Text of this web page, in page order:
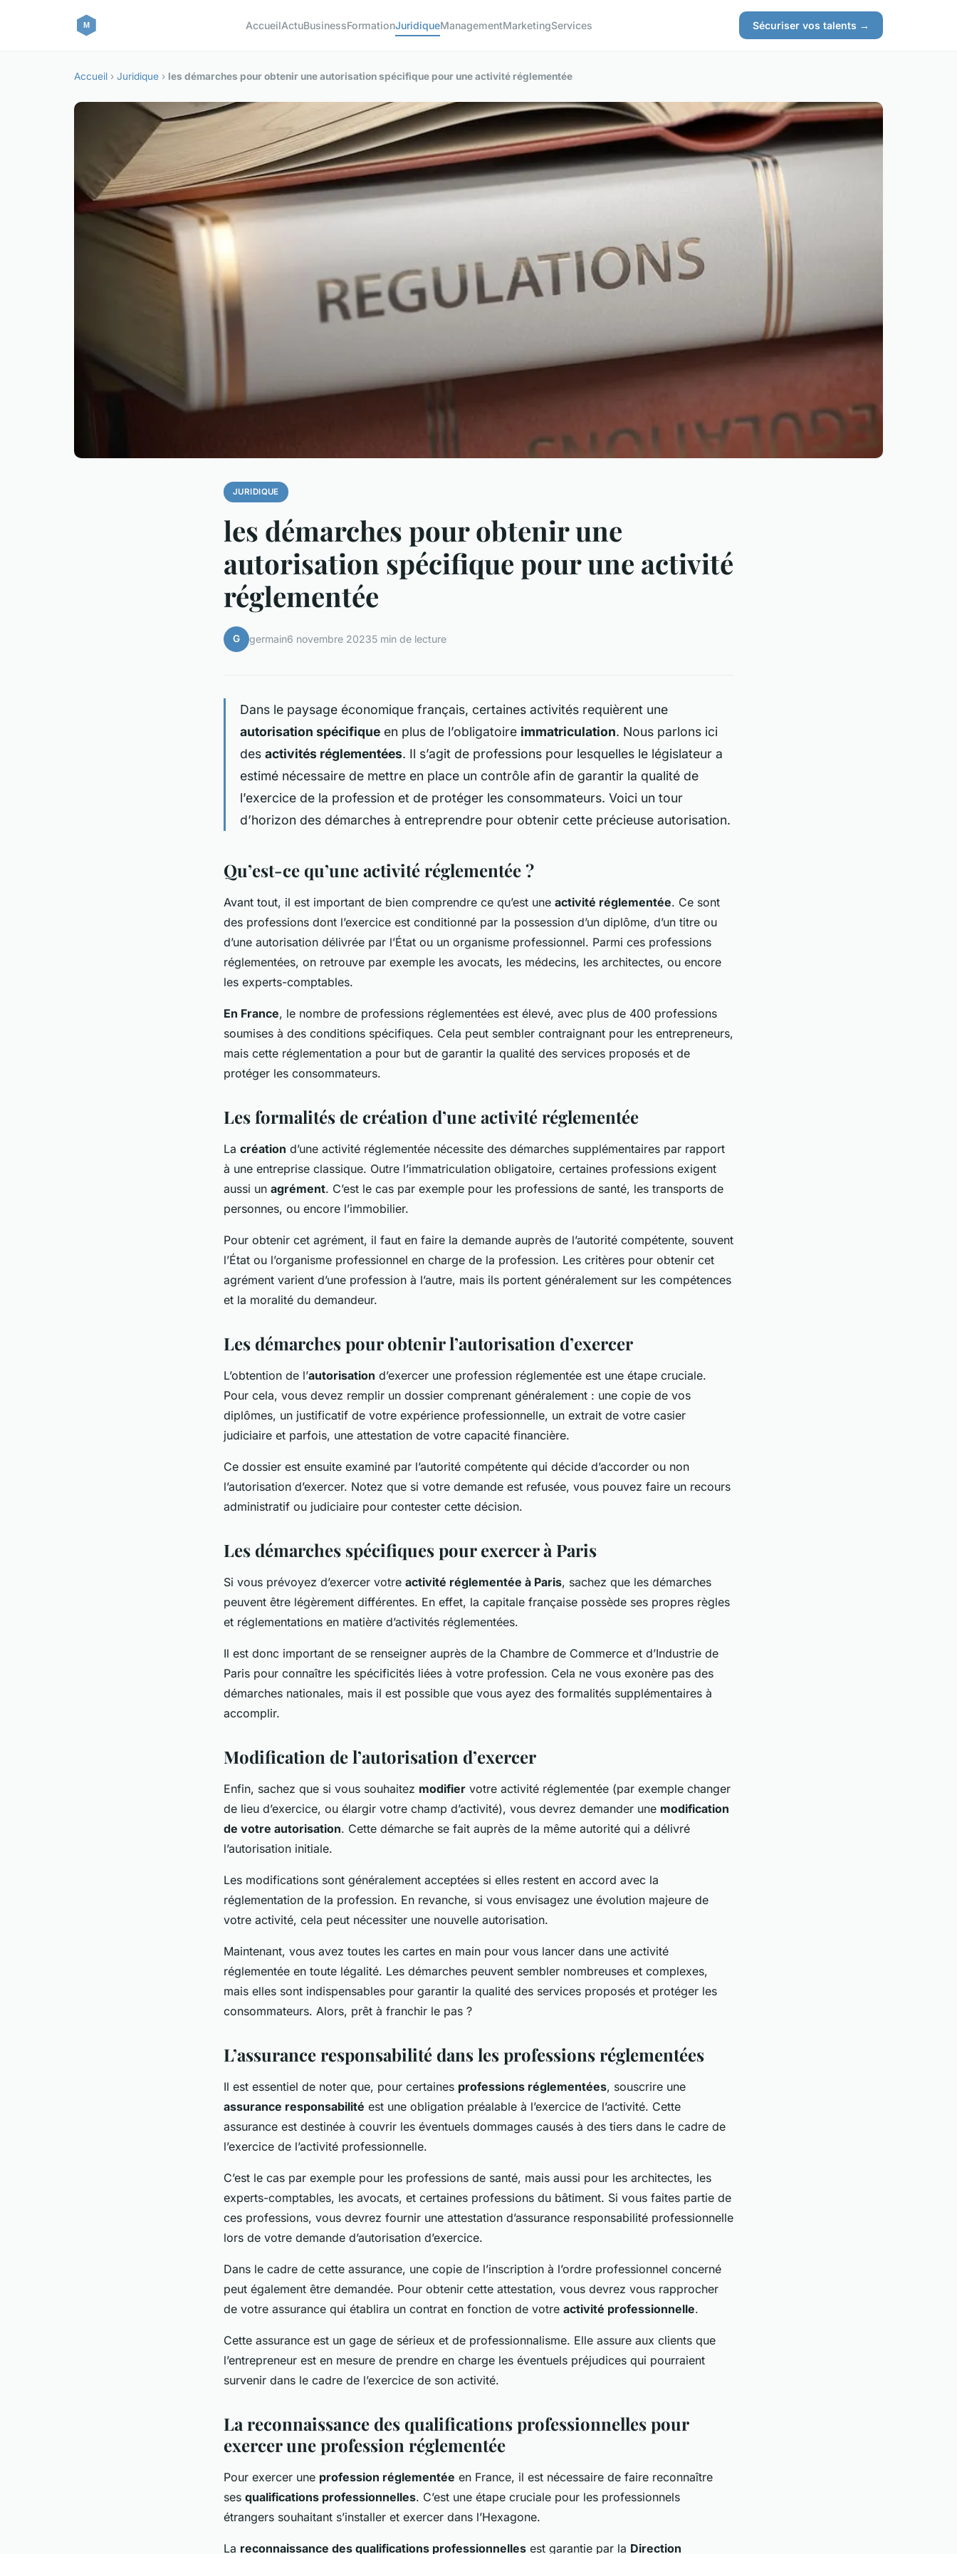
AccueilActuBusinessFormationJuridiqueManagementMarketingServices Sécuriser vos talents →
Accueil › Juridique › les démarches pour obtenir une autorisation spécifique pour une activité réglementée
JURIDIQUE
les démarches pour obtenir une
autorisation spécifique pour une activité
réglementée
G germain6 novembre 20235 min de lecture
Dans le paysage économique français, certaines activités requièrent une
autorisation spécifique en plus de l’obligatoire immatriculation. Nous parlons ici
des activités réglementées. Il s’agit de professions pour lesquelles le législateur a
estimé nécessaire de mettre en place un contrôle afin de garantir la qualité de
l’exercice de la profession et de protéger les consommateurs. Voici un tour
d’horizon des démarches à entreprendre pour obtenir cette précieuse autorisation.
Qu’est-ce qu’une activité réglementée ?
Avant tout, il est important de bien comprendre ce qu’est une activité réglementée. Ce sont
des professions dont l’exercice est conditionné par la possession d’un diplôme, d’un titre ou
d’une autorisation délivrée par l’État ou un organisme professionnel. Parmi ces professions
réglementées, on retrouve par exemple les avocats, les médecins, les architectes, ou encore
les experts-comptables.
En France, le nombre de professions réglementées est élevé, avec plus de 400 professions
soumises à des conditions spécifiques. Cela peut sembler contraignant pour les entrepreneurs,
mais cette réglementation a pour but de garantir la qualité des services proposés et de
protéger les consommateurs.
Les formalités de création d’une activité réglementée
La création d’une activité réglementée nécessite des démarches supplémentaires par rapport
à une entreprise classique. Outre l’immatriculation obligatoire, certaines professions exigent
aussi un agrément. C’est le cas par exemple pour les professions de santé, les transports de
personnes, ou encore l’immobilier.
Pour obtenir cet agrément, il faut en faire la demande auprès de l’autorité compétente, souvent
l’État ou l’organisme professionnel en charge de la profession. Les critères pour obtenir cet
agrément varient d’une profession à l’autre, mais ils portent généralement sur les compétences
et la moralité du demandeur.
Les démarches pour obtenir l’autorisation d’exercer
L’obtention de l’autorisation d’exercer une profession réglementée est une étape cruciale.
Pour cela, vous devez remplir un dossier comprenant généralement : une copie de vos
diplômes, un justificatif de votre expérience professionnelle, un extrait de votre casier
judiciaire et parfois, une attestation de votre capacité financière.
Ce dossier est ensuite examiné par l’autorité compétente qui décide d’accorder ou non
l’autorisation d’exercer. Notez que si votre demande est refusée, vous pouvez faire un recours
administratif ou judiciaire pour contester cette décision.
Les démarches spécifiques pour exercer à Paris
Si vous prévoyez d’exercer votre activité réglementée à Paris, sachez que les démarches
peuvent être légèrement différentes. En effet, la capitale française possède ses propres règles
et réglementations en matière d’activités réglementées.
Il est donc important de se renseigner auprès de la Chambre de Commerce et d’Industrie de
Paris pour connaître les spécificités liées à votre profession. Cela ne vous exonère pas des
démarches nationales, mais il est possible que vous ayez des formalités supplémentaires à
accomplir.
Modification de l’autorisation d’exercer
Enfin, sachez que si vous souhaitez modifier votre activité réglementée (par exemple changer
de lieu d’exercice, ou élargir votre champ d’activité), vous devrez demander une modification
de votre autorisation. Cette démarche se fait auprès de la même autorité qui a délivré
l’autorisation initiale.
Les modifications sont généralement acceptées si elles restent en accord avec la
réglementation de la profession. En revanche, si vous envisagez une évolution majeure de
votre activité, cela peut nécessiter une nouvelle autorisation.
Maintenant, vous avez toutes les cartes en main pour vous lancer dans une activité
réglementée en toute légalité. Les démarches peuvent sembler nombreuses et complexes,
mais elles sont indispensables pour garantir la qualité des services proposés et protéger les
consommateurs. Alors, prêt à franchir le pas ?
L’assurance responsabilité dans les professions réglementées
Il est essentiel de noter que, pour certaines professions réglementées, souscrire une
assurance responsabilité est une obligation préalable à l’exercice de l’activité. Cette
assurance est destinée à couvrir les éventuels dommages causés à des tiers dans le cadre de
l’exercice de l’activité professionnelle.
C’est le cas par exemple pour les professions de santé, mais aussi pour les architectes, les
experts-comptables, les avocats, et certaines professions du bâtiment. Si vous faites partie de
ces professions, vous devrez fournir une attestation d’assurance responsabilité professionnelle
lors de votre demande d’autorisation d’exercice.
Dans le cadre de cette assurance, une copie de l’inscription à l’ordre professionnel concerné
peut également être demandée. Pour obtenir cette attestation, vous devrez vous rapprocher
de votre assurance qui établira un contrat en fonction de votre activité professionnelle.
Cette assurance est un gage de sérieux et de professionnalisme. Elle assure aux clients que
l’entrepreneur est en mesure de prendre en charge les éventuels préjudices qui pourraient
survenir dans le cadre de l’exercice de son activité.
La reconnaissance des qualifications professionnelles pour
exercer une profession réglementée
Pour exercer une profession réglementée en France, il est nécessaire de faire reconnaître
ses qualifications professionnelles. C’est une étape cruciale pour les professionnels
étrangers souhaitant s’installer et exercer dans l’Hexagone.
La reconnaissance des qualifications professionnelles est garantie par la Direction